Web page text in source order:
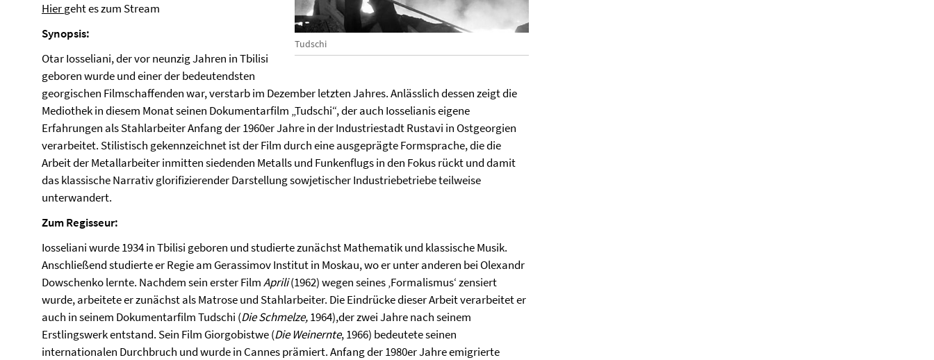
Tudschi
Hiergeht es zum Stream
Synopsis:
Otar Iosseliani, der vor neunzig Jahren in Tbilisi
geboren wurde und einer der bedeutendsten
georgischen Filmschaffenden war, verstarb im Dezember letzten Jahres. Anlässlich dessen zeigt die
Mediothek in diesem Monat seinen Dokumentarfilm „Tudschi“, der auch Iosselianis eigene
Erfahrungen als Stahlarbeiter Anfang der 1960er Jahre in der Industriestadt Rustavi in Ostgeorgien
verarbeitet. Stilistisch gekennzeichnet ist der Film durch eine ausgeprägte Formsprache, die die
Arbeit der Metallarbeiter inmitten siedenden Metalls und Funkenflugs in den Fokus rückt und damit
das klassische Narrativ glorifizierender Darstellung sowjetischer Industriebetriebe teilweise
unterwandert.
Zum Regisseur:
Iosseliani wurde 1934 in Tbilisi geboren und studierte zunächst Mathematik und klassische Musik.
Anschließend studierte er Regie am Gerassimov Institut in Moskau, wo er unter anderen bei Olexandr
Dowschenko lernte. Nachdem sein erster FilmAprili(1962) wegen seines ‚Formalismus‘ zensiert
wurde, arbeitete er zunächst als Matrose und Stahlarbeiter. Die Eindrücke dieser Arbeit verarbeitet er
auch in seinem Dokumentarfilm Tudschi (Die Schmelze,1964),der zwei Jahre nach seinem
Erstlingswerk entstand. Sein Film Giorgobistwe (Die Weinernte, 1966) bedeutete seinen
internationalen Durchbruch und wurde in Cannes prämiert. Anfang der 1980er Jahre emigrierte